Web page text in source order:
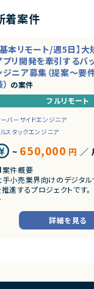
着案件
基本リモート/週5日】
プリ開発を牽引するバ
ジニア募集（提案～要
の案件
フルリモート
バーサイドエンジニア
スタックエンジニア
~ 650,000 円 ／
件概要
手小売業界向けのデジタ
推進するプロジェクトです。
■プロダクトやサービスの概
・店舗向けスマホアプリおよ
システムの継続的なエンハ
詳細を見る